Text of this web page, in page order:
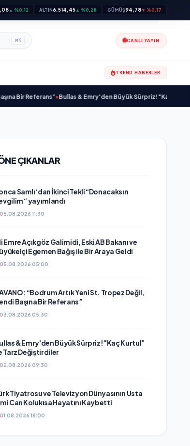
▲ %0,12 ALTIN6.514,45▲ %0,28 GÜMÜŞ94,78▼ %0,17
⌘K CANLI YAYIN
TREND HABERLER
Referans”•Bullas & Emry'den Büyük Sürpriz! "Kaç Kurtul" ile
ÇIKANLAR
Samlı ‘dan İkinci Tekli “Donacaksın
“ yayımlandı
11:30
Emre Açıkgöz Galimidi, Eski AB Bakanı ve
Egemen Bağış ile Bir Araya Geldi
05:00
“Bodrum Artık Yeni St. Tropez Değil,
Başına Bir Referans”
05:30
& Emry'den Büyük Sürpriz! "Kaç Kurtul"
Tarz Değiştirdiler
09:30
Tiyatrosu ve Televizyon Dünyasının Usta
Can Kolukısa Hayatını Kaybetti
18:00